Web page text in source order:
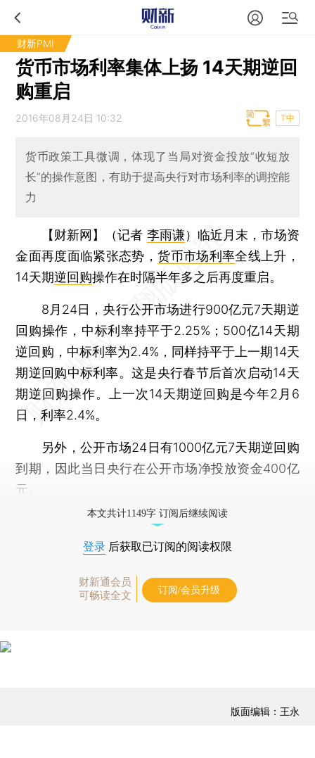
财新PMI
货币市场利率集体上扬 14天期逆回
购重启
2016年08月24日 10:32 T中
货币政策工具微调，体现了当局对资金投放“收短放
长”的操作意图，有助于提高央行对市场利率的调控能
力
【财新网】（记者 李雨谦） 临近月末，市场资
金面再度面临紧张态势，货币市场利率全线上升，
14天期逆回购操作在时隔半年多之后再度重启。
8月24日，央行公开市场进行900亿元7天期逆
回购操作，中标利率持平于2.25%；500亿14天期
逆回购，中标利率为2.4%，同样持平于上一期14天
期逆回购中标利率。这是央行春节后首次启动14天
期逆回购操作。上一次14天期逆回购是今年2月6
日，利率2.4%。
另外，公开市场24日有1000亿元7天期逆回购
到期，因此当日央行在公开市场净投放资金400亿
元。
本文共计1149字 订阅后继续阅读
登录 后获取已订阅的阅读权限
财新通会员
可畅读全文
订阅/会员升级
版面编辑：王永